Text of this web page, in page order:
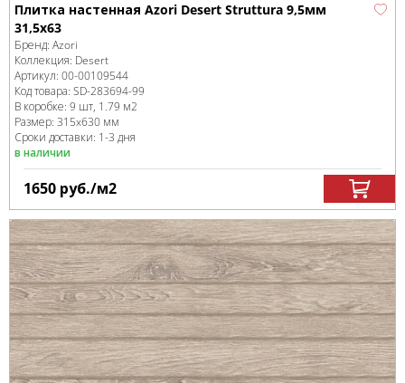
Плитка настенная Azori Desert Struttura 9,5мм
31,5x63
Бренд: Azori
Коллекция: Desert
Артикул: 00-00109544
Код товара: SD-283694-99
В коробке: 9 шт, 1.79 м2
Размер: 315x630 мм
Сроки доставки: 1-3 дня
в наличии
1650 руб./м2